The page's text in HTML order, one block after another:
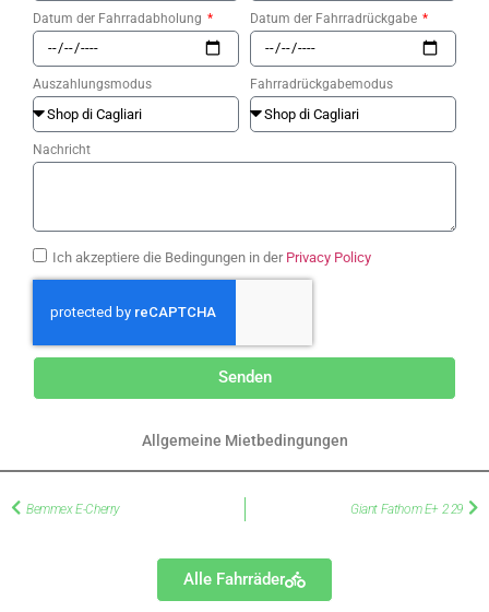
Datum der Fahrradabholung Datum der Fahrradrückgabe
Auszahlungsmodus Fahrradrückgabemodus
Nachricht
Ich akzeptiere die Bedingungen in der Privacy Policy
Senden
Allgemeine Mietbedingungen
Bemmex E-Cherry Giant Fathom E+ 2 29
Alle Fahrräder